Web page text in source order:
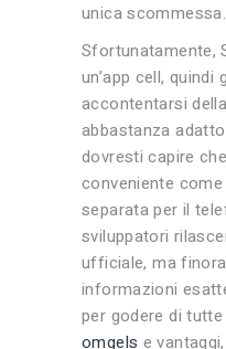
unica scommessa.
Sfortunatamente,
un’app cell,
accontentarsi
abbastanza
dovresti capire
conveniente come
separata per il
sviluppatori
ufficiale, ma
informazioni
per godere di
omgels e